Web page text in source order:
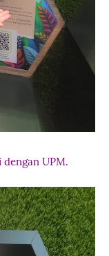
UPM.